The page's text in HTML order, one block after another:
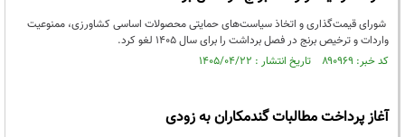
شورای قیمت‌گذاری و اتخاذ سیاست‌های حمایتی محصولات اساسی کشاورزی، ممنوعیت
واردات و ترخیص برنج در فصل برداشت را برای سال ۱۴۰۵ لغو کرد.
کد خبر: ۸۹۰۹۶۹ تاریخ انتشار : ۱۴۰۵/۰۴/۲۲
آغاز پرداخت مطالبات گندمکاران به زودی